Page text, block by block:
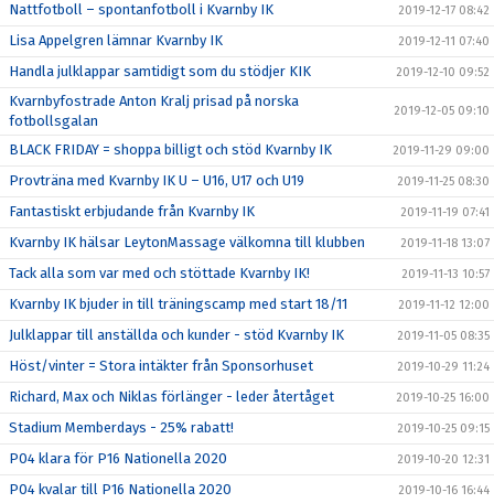
Nattfotboll – spontanfotboll i Kvarnby IK 2019-12-17 08:42
Lisa Appelgren lämnar Kvarnby IK 2019-12-11 07:40
Handla julklappar samtidigt som du stödjer KIK 2019-12-10 09:52
Kvarnbyfostrade Anton Kralj prisad på norska
fotbollsgalan
2019-12-05 09:10
BLACK FRIDAY = shoppa billigt och stöd Kvarnby IK 2019-11-29 09:00
Provträna med Kvarnby IK U – U16, U17 och U19 2019-11-25 08:30
Fantastiskt erbjudande från Kvarnby IK 2019-11-19 07:41
Kvarnby IK hälsar LeytonMassage välkomna till klubben 2019-11-18 13:07
Tack alla som var med och stöttade Kvarnby IK! 2019-11-13 10:57
Kvarnby IK bjuder in till träningscamp med start 18/11 2019-11-12 12:00
Julklappar till anställda och kunder - stöd Kvarnby IK 2019-11-05 08:35
Höst/vinter = Stora intäkter från Sponsorhuset 2019-10-29 11:24
Richard, Max och Niklas förlänger - leder återtåget 2019-10-25 16:00
Stadium Memberdays - 25% rabatt! 2019-10-25 09:15
P04 klara för P16 Nationella 2020 2019-10-20 12:31
P04 kvalar till P16 Nationella 2020 2019-10-16 16:44